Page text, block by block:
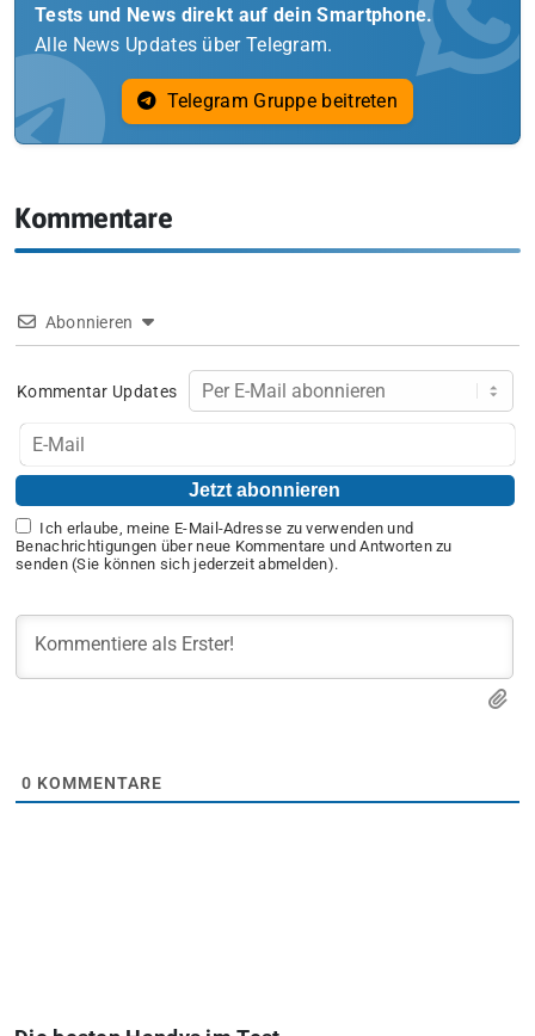
Tests und News direkt auf dein Smartphone.
Alle News Updates über Telegram.
Telegram Gruppe beitreten
Kommentare
Abonnieren
Kommentar Updates
Ich erlaube, meine E-Mail-Adresse zu verwenden und
Benachrichtigungen über neue Kommentare und Antworten zu
senden (Sie können sich jederzeit abmelden).
0 KOMMENTARE